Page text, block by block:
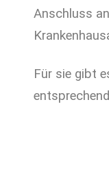
Anschluss
Für sie gibt